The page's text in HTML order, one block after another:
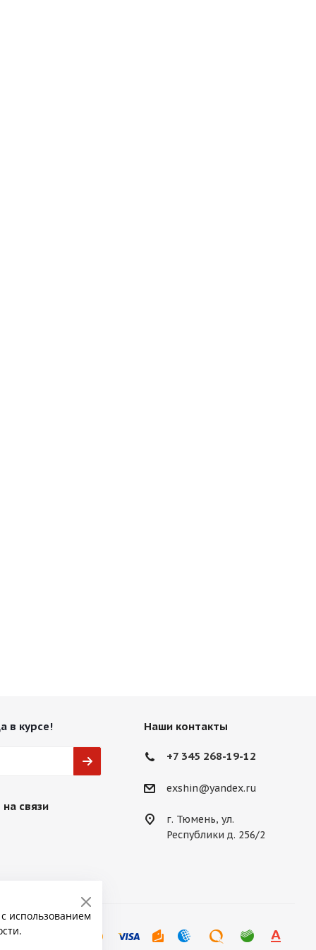
в курсе!
связи
Наши контакты
+7 345 268-19-12
exshin@yandex.ru
г. Тюмень, ул.
Республики д. 256/2
использованием